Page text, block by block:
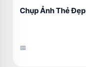
Chụp Ảnh Thẻ Đẹp
📅